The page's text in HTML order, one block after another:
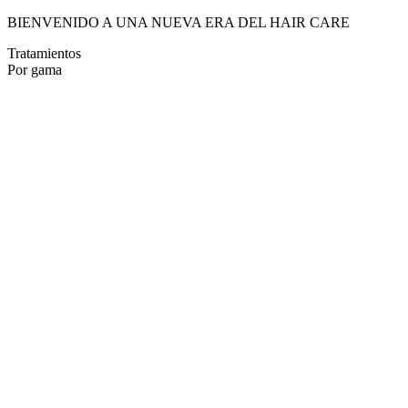
BIENVENIDO A UNA NUEVA ERA DEL HAIR CARE
Tratamientos
Por gama